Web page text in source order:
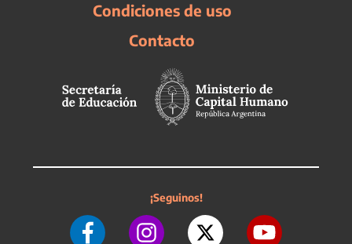
Condiciones de uso
Contacto
¡Seguinos!